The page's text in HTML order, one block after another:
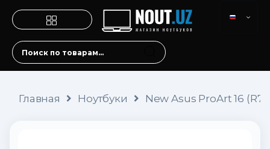
Главная Ноутбуки New Asus ProArt 16